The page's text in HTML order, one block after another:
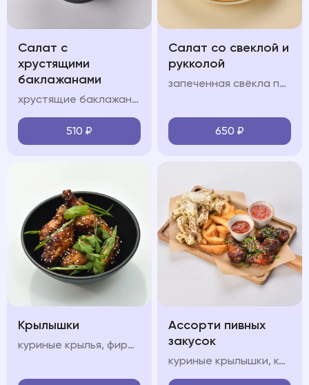
Салат с
хрустящими
баклажанами
хрустящие баклажаны подаются с помидорами, сливочным сыром, пикантной заправкой, зеленым луком и кинзой
510 ₽
Салат со свеклой и
рукколой
запеченная свёкла подается с сыром фета, орехово-медовой заправкой и тыквенными семечками с добавлением руколы
650 ₽
Крылышки
куриные крылья, фирменный соус, кинза
Ассорти пивных
закусок
куриные крылышки, картофель спайс, чесночные гренки, кетчуп, соус сладкий чили